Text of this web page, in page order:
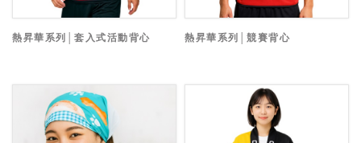
熱昇華系列│套入式活動背心 熱昇華系列│競賽背心